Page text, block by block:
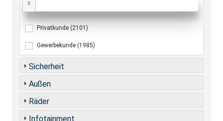
0
Privatkunde (2101)
Gewerbekunde (1985)
Sicherheit
Außen
Räder
Infotainment